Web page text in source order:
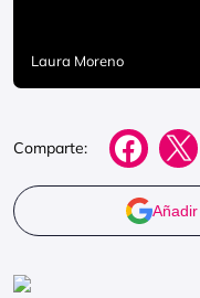
Laura Moreno
Comparte: